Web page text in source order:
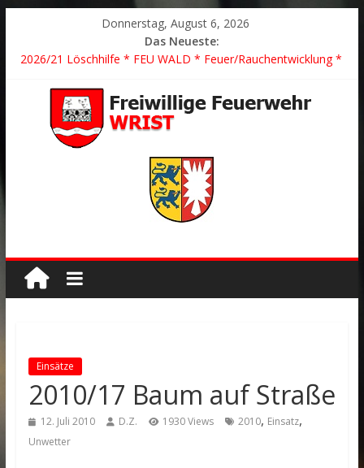
Donnerstag, August 6, 2026
Das Neueste:
2026/21 Löschhilfe * FEU WALD * Feuer/Rauchentwicklung *
2026/24 * TH G Y * PKW überschlagen *
2026/23 TH K Y * Person in festsitzendem Aufzug *
2026/22 TH Y * VU * 1 Person klemmt * Hingstheide
Der schönste Einsatz des Jahres 2026
Einsätze
2010/17 Baum auf Straße
12. Juli 2010 D.Z. 1930 Views 2010, Einsatz,
Unwetter